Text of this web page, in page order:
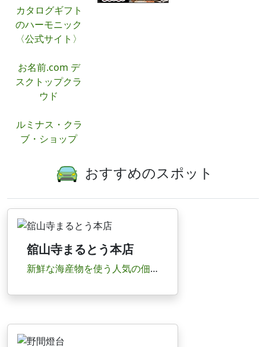
カタログギフト
のハーモニック
〈公式サイト〉
お名前.com デ
スクトップクラ
ウド
ルミナス・クラ
ブ・ショップ
おすすめのスポット
舘山寺まるとう本店
新鮮な海産物を使う人気の佃煮専門店。おすすめはうなぎ、あさりしぐれ、はぜ甘露煮。